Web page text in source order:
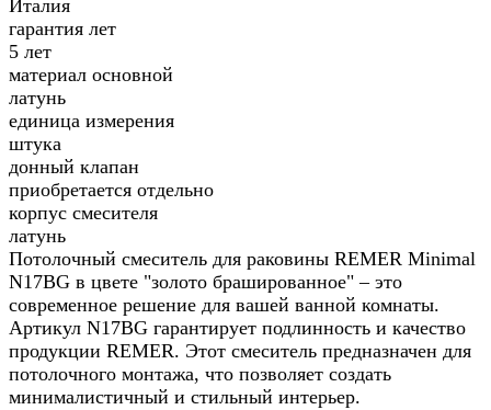
Италия
гарантия лет
5 лет
материал основной
латунь
единица измерения
штука
донный клапан
приобретается отдельно
корпус смесителя
латунь
Потолочный смеситель для раковины REMER Minimal
N17BG в цвете "золото брашированное" – это
современное решение для вашей ванной комнаты.
Артикул N17BG гарантирует подлинность и качество
продукции REMER. Этот смеситель предназначен для
потолочного монтажа, что позволяет создать
минималистичный и стильный интерьер.